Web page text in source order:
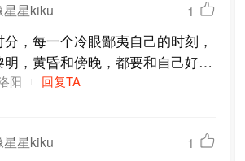
星kiku 1
，每一个冷眼鄙夷自己的时刻，
，黄昏和傍晚，都要和自己好好
不虚度光阴，也不急躁冒进
阳 回复TA
星kiku 1